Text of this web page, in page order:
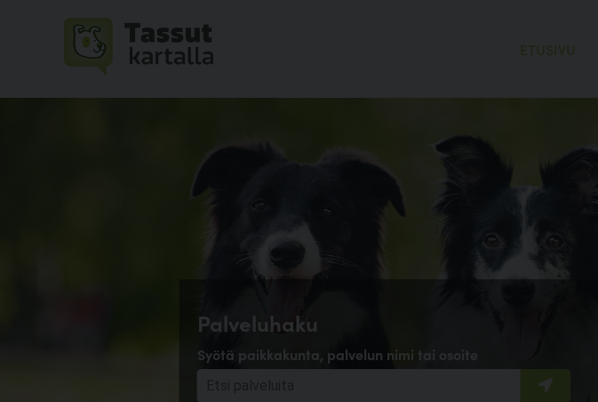
ETUSIVU
Palveluhaku
Syötä paikkakunta, palvelun nimi tai osoite